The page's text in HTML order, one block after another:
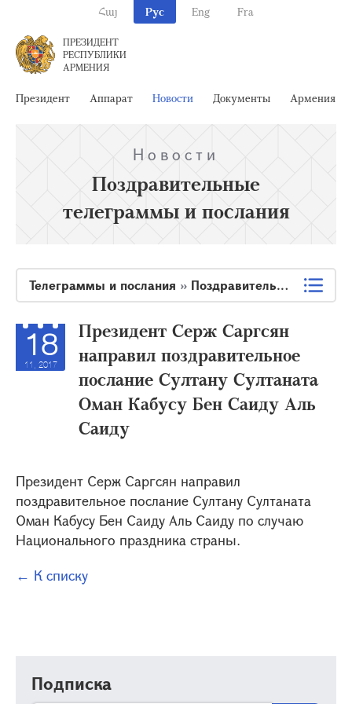
Հայ Рус Eng Fra
ПРЕЗИДЕНТ
РЕСПУБЛИКИ
АРМЕНИЯ
Президент Аппарат Новости Документы Армения
Новости
Поздравительные
телеграммы и послания
Телеграммы и послания » Поздравительные телеграммы и послания
18
11, 2017
Президент Серж Саргсян
направил поздравительное
послание Султану Султаната
Оман Кабусу Бен Саиду Аль
Саиду
Президент Серж Саргсян направил
поздравительное послание Султану Султаната
Оман Кабусу Бен Саиду Аль Саиду по случаю
Национального праздника страны.
← К списку
Подписка